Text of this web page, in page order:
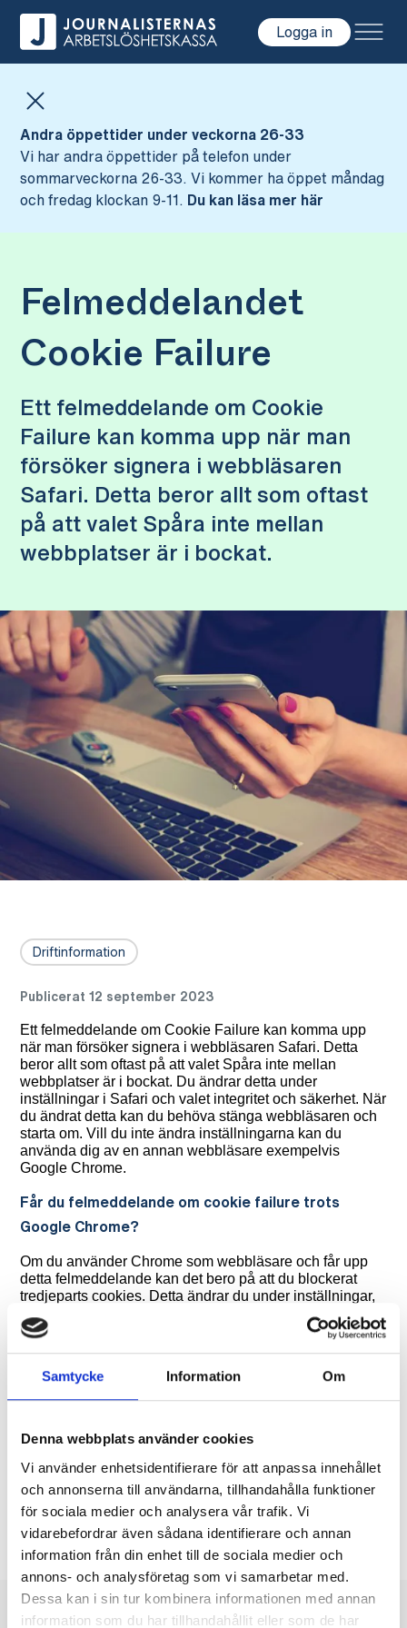
Samtycke Information Om
Denna webbplats använder cookies
Vi använder enhetsidentifierare för att anpassa innehållet
och annonserna till användarna, tillhandahålla funktioner
för sociala medier och analysera vår trafik. Vi
vidarebefordrar även sådana identifierare och annan
information från din enhet till de sociala medier och
annons- och analysföretag som vi samarbetar med.
Dessa kan i sin tur kombinera informationen med annan
information som du har tillhandahållit eller som de har
Hoppa till innehåll
Logga in
Andra öppettider under veckorna 26-33
Vi har andra öppettider på telefon under
sommarveckorna 26-33. Vi kommer ha öppet måndag
och fredag klockan 9-11.
Du kan läsa mer här
Felmeddelandet
Cookie Failure
Ett felmeddelande om Cookie
Failure kan komma upp när man
försöker signera i webbläsaren
Safari. Detta beror allt som oftast
på att valet Spåra inte mellan
webbplatser är i bockat.
Driftinformation
Publicerat 12 september 2023
Ett felmeddelande om Cookie Failure kan komma upp
när man försöker signera i webbläsaren Safari. Detta
beror allt som oftast på att valet Spåra inte mellan
webbplatser är i bockat. Du ändrar detta under
inställningar i Safari och valet integritet och säkerhet. När
du ändrat detta kan du behöva stänga webbläsaren och
starta om. Vill du inte ändra inställningarna kan du
använda dig av en annan webbläsare exempelvis
Google Chrome.
Får du felmeddelande om cookie failure trots
Google Chrome?
Om du använder Chrome som webbläsare och får upp
detta felmeddelande kan det bero på att du blockerat
tredjeparts cookies. Detta ändrar du under inställningar,
integritet och säkerhet och därefter cookies och annan
webbplatsdata.
Dela nyhet